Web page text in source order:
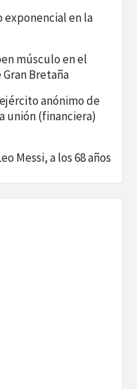
en la
músculo en el
Bretaña
anónimo de
unión (financiera)
Messi, a los 68 años